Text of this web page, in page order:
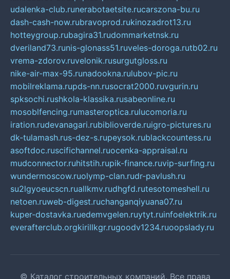
udalenka-club.runerabotaetsite.rucarszona-bu.ru
dash-cash-now.rubravoprod.rukinozadrot13.ru
hotteygroup.rubagira31.rudommarketnsk.ru
dveriland73.runis-glonass51.ruveles-doroga.rutb02.ru
vrema-zdorov.ruvelonik.rusurgutgloss.ru
nike-air-max-95.runadookna.rulubov-pic.ru
mobilreklama.rupds-nn.rusocrat2000.ruvgurin.ru
spksochi.rushkola-klassika.rusabeonline.ru
mosoblfencing.rumasteroptica.rulucomoria.ru
iration.rudevanagari.rubiblioverde.ruigro-pictures.ru
dk-tulamash.rus-dez-s.rupeysok.rublackcountess.ru
asoftdoc.ruscifichannel.ruocenka-appraisal.ru
mudconnector.ruhitstih.rupik-finance.ruvip-surfing.ru
wundermoscow.ruolymp-clan.rudr-pavlush.ru
su2lgyoeucscn.ruallkmv.rudhgfd.rutesotomeshell.ru
netoen.ruweb-digest.ruchanganqiyuana07.ru
kuper-dostavka.ruedemvgelen.ruytyt.ruinfoelektrik.ru
everafterclub.orgkirillkgr.rugoodv1234.ruoopslady.ru
© Каталог строительных компаний. Все права